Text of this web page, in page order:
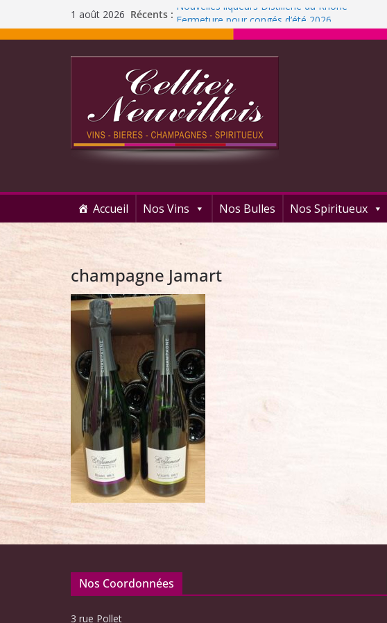
1 août 2026 Récents : Nouvelles liqueurs Distillerie du Rhône
Fermeture pour congés d’été 2026
Liqueur Jacoulot : nouveau parfum!
C’est l’été ! Soleil
et ROSÉ
Journée Dégustation : Rhums arrangés
Accueil Nos Vins Nos Bulles Nos Spiritueux
champagne Jamart
Nos Coordonnées
3 rue Pollet